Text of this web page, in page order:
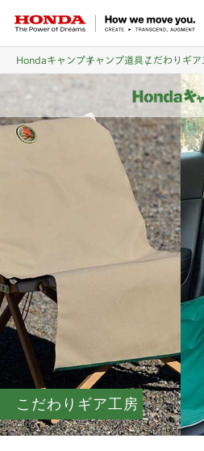
Hondaキャンプキャンプ道具こだわりギア
こだわりギア工房